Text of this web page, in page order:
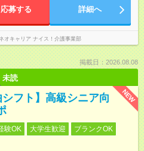
応募する 詳細へ
オキャリア ナイス！介護事業部
掲載日：2026.08.08
未読
NEW
フト】高級シニア向
験OK 大学生歓迎
ブランクOK